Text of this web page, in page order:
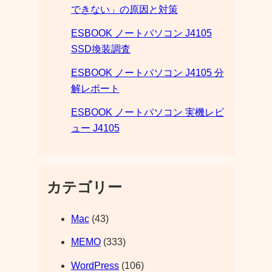
できない」の原因と対策
ESBOOK ノートパソコン J4105
SSD換装調査
ESBOOK ノートパソコン J4105 分
解レポート
ESBOOK ノートパソコン 実機レビ
ュー J4105
カテゴリー
Mac(43)
MEMO(333)
WordPress(106)